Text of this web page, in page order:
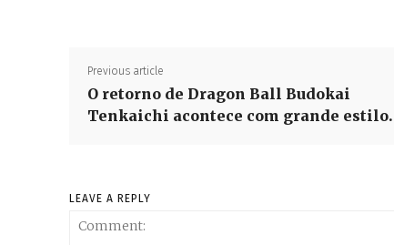
Previous article
O retorno de Dragon Ball Budokai
Tenkaichi acontece com grande estilo.
LEAVE A REPLY